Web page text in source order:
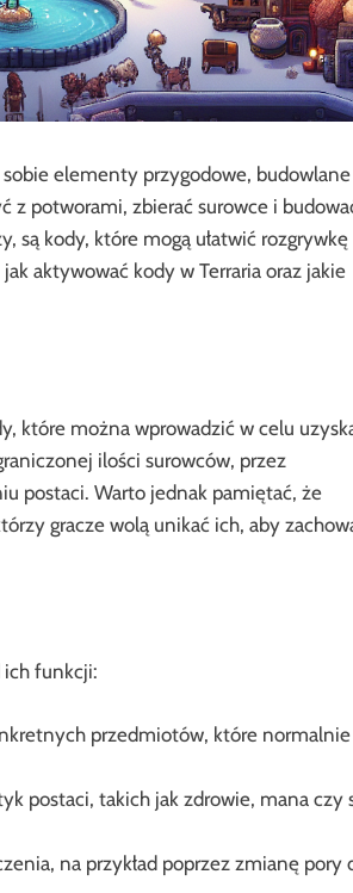
elementy przygodowe, budowlane
z potworami, zbierać surowce i
są kody, które mogą ułatwić
aktywować kody w Terraria oraz jakie
które można wprowadzić w celu
ilości surowców, przez
postaci. Warto jednak pamiętać, że
gracze wolą unikać ich, aby
ich funkcji:
przedmiotów, które normalnie
postaci, takich jak zdrowie, mana czy
na przykład poprzez zmianę pory